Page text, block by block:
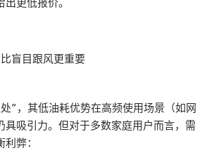
盲目跟风更重要
”，其低油耗优势在高频使用场景（如网
具吸引力。但对于多数家庭用户而言，需
弊：